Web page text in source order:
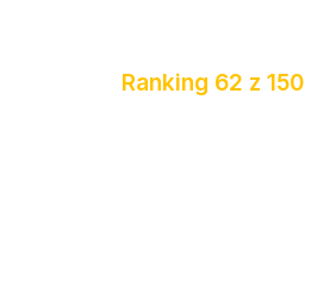
Ranking 62 z 150